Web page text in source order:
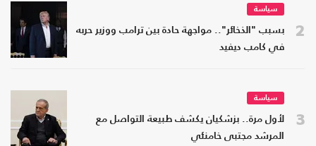
2
سياسة
بسبب "الذخائر".. مواجهة حادة بين ترامب ووزير حربه
في كامب ديفيد
3
سياسة
لأول مرة.. بزشكيان يكشف طبيعة التواصل مع
المرشد مجتبى خامنئي